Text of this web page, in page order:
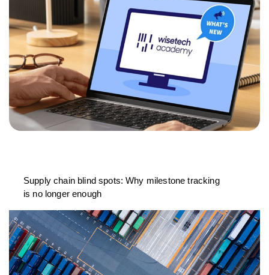
Supply chain blind spots: Why milestone tracking
is no longer enough